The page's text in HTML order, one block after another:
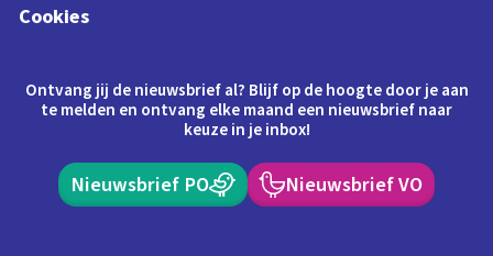
Cookies
Ontvang jij de nieuwsbrief al? Blijf op de hoogte door je aan
te melden en ontvang elke maand een nieuwsbrief naar
keuze in je inbox!
Nieuwsbrief PO Nieuwsbrief VO